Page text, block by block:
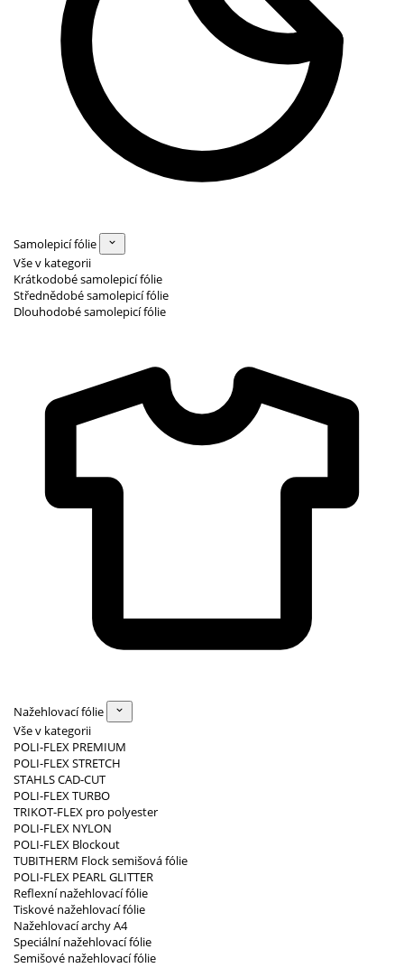
Samolepicí fólie
Vše v kategorii
Krátkodobé samolepicí fólie
Střednědobé samolepicí fólie
Dlouhodobé samolepicí fólie
Nažehlovací fólie
Vše v kategorii
POLI-FLEX PREMIUM
POLI-FLEX STRETCH
STAHLS CAD-CUT
POLI-FLEX TURBO
TRIKOT-FLEX pro polyester
POLI-FLEX NYLON
POLI-FLEX Blockout
TUBITHERM Flock semišová fólie
POLI-FLEX PEARL GLITTER
Reflexní nažehlovací fólie
Tiskové nažehlovací fólie
Nažehlovací archy A4
Speciální nažehlovací fólie
Semišové nažehlovací fólie